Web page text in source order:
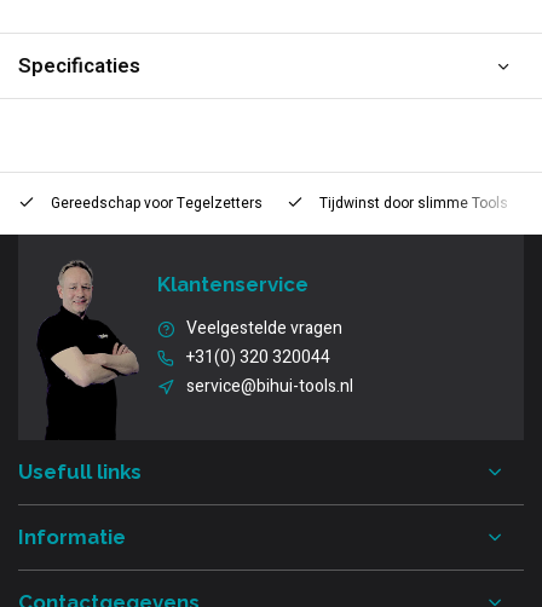
Specificaties
Gereedschap voorTegelzetters Tijdwinst door slimme Tools
Klantenservice
Veelgestelde vragen
+31(0) 320 320044
service@bihui-tools.nl
Usefull links
Informatie
Contactgegevens